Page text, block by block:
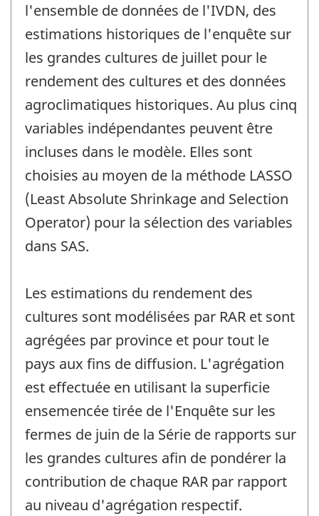
l'ensemble de données de l'IVDN, des
estimations historiques de l'enquête sur
les grandes cultures de juillet pour le
rendement des cultures et des données
agroclimatiques historiques. Au plus cinq
variables indépendantes peuvent être
incluses dans le modèle. Elles sont
choisies au moyen de la méthode LASSO
(Least Absolute Shrinkage and Selection
Operator) pour la sélection des variables
dans SAS.
Les estimations du rendement des
cultures sont modélisées par RAR et sont
agrégées par province et pour tout le
pays aux fins de diffusion. L'agrégation
est effectuée en utilisant la superficie
ensemencée tirée de l'Enquête sur les
fermes de juin de la Série de rapports sur
les grandes cultures afin de pondérer la
contribution de chaque RAR par rapport
au niveau d'agrégation respectif.